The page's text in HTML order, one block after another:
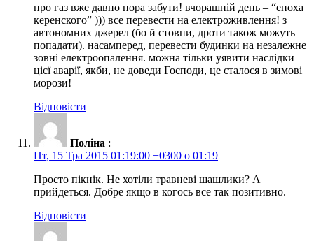
про газ вже давно пора забути! вчорашній день – “епоха
керенского” ))) все перевести на електроживлення! з
автономних джерел (бо й стовпи, дроти також можуть
попадати). насамперед, перевести будинки на незалежне
зовні електроопалення. можна тільки уявити наслідки
цієї аварії, якби, не доведи Господи, це сталося в зимові
морози!
Відповісти
Поліна :
Пт, 15 Тра 2015 01:19:00 +0300 о 01:19
Просто пікнік. Не хотіли травневі шашлики? А
прийдеться. Добре якщо в когось все так позитивно.
Відповісти